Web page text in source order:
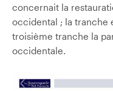
concernait la
occidental ; la tranche
troisième tranche la
occidentale.